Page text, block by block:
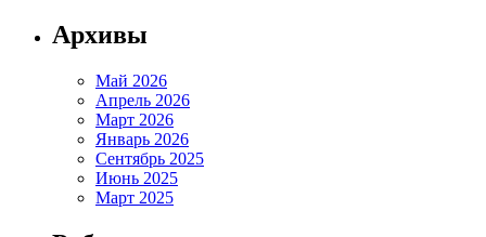
Архивы
Май 2026
Апрель 2026
Март 2026
Январь 2026
Сентябрь 2025
Июнь 2025
Март 2025